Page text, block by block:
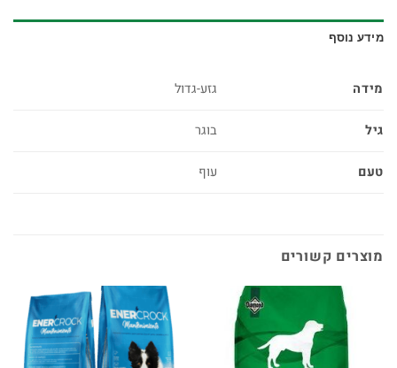
מידע נוסף
מידה גזע-גדול
גיל בוגר
טעם עוף
מוצרים קשורים